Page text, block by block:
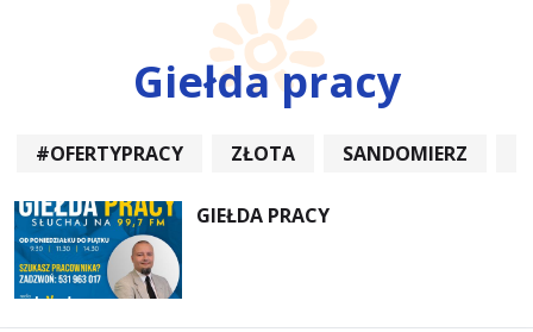
Giełda pracy
#OFERTYPRACY ZŁOTA SANDOMIERZ
GIEŁDA PRACY